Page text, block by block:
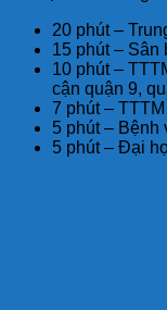
20 phút –
15 phút – Sân
10 phút –
cận quận 9,
7 phút –
5 phút – Bệnh
5 phút – Đại